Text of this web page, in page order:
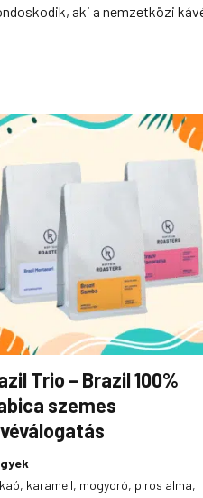
aki a nemzetközi
Trio – Brazil 100%
szemes
karamell, mogyoró, piros alma,